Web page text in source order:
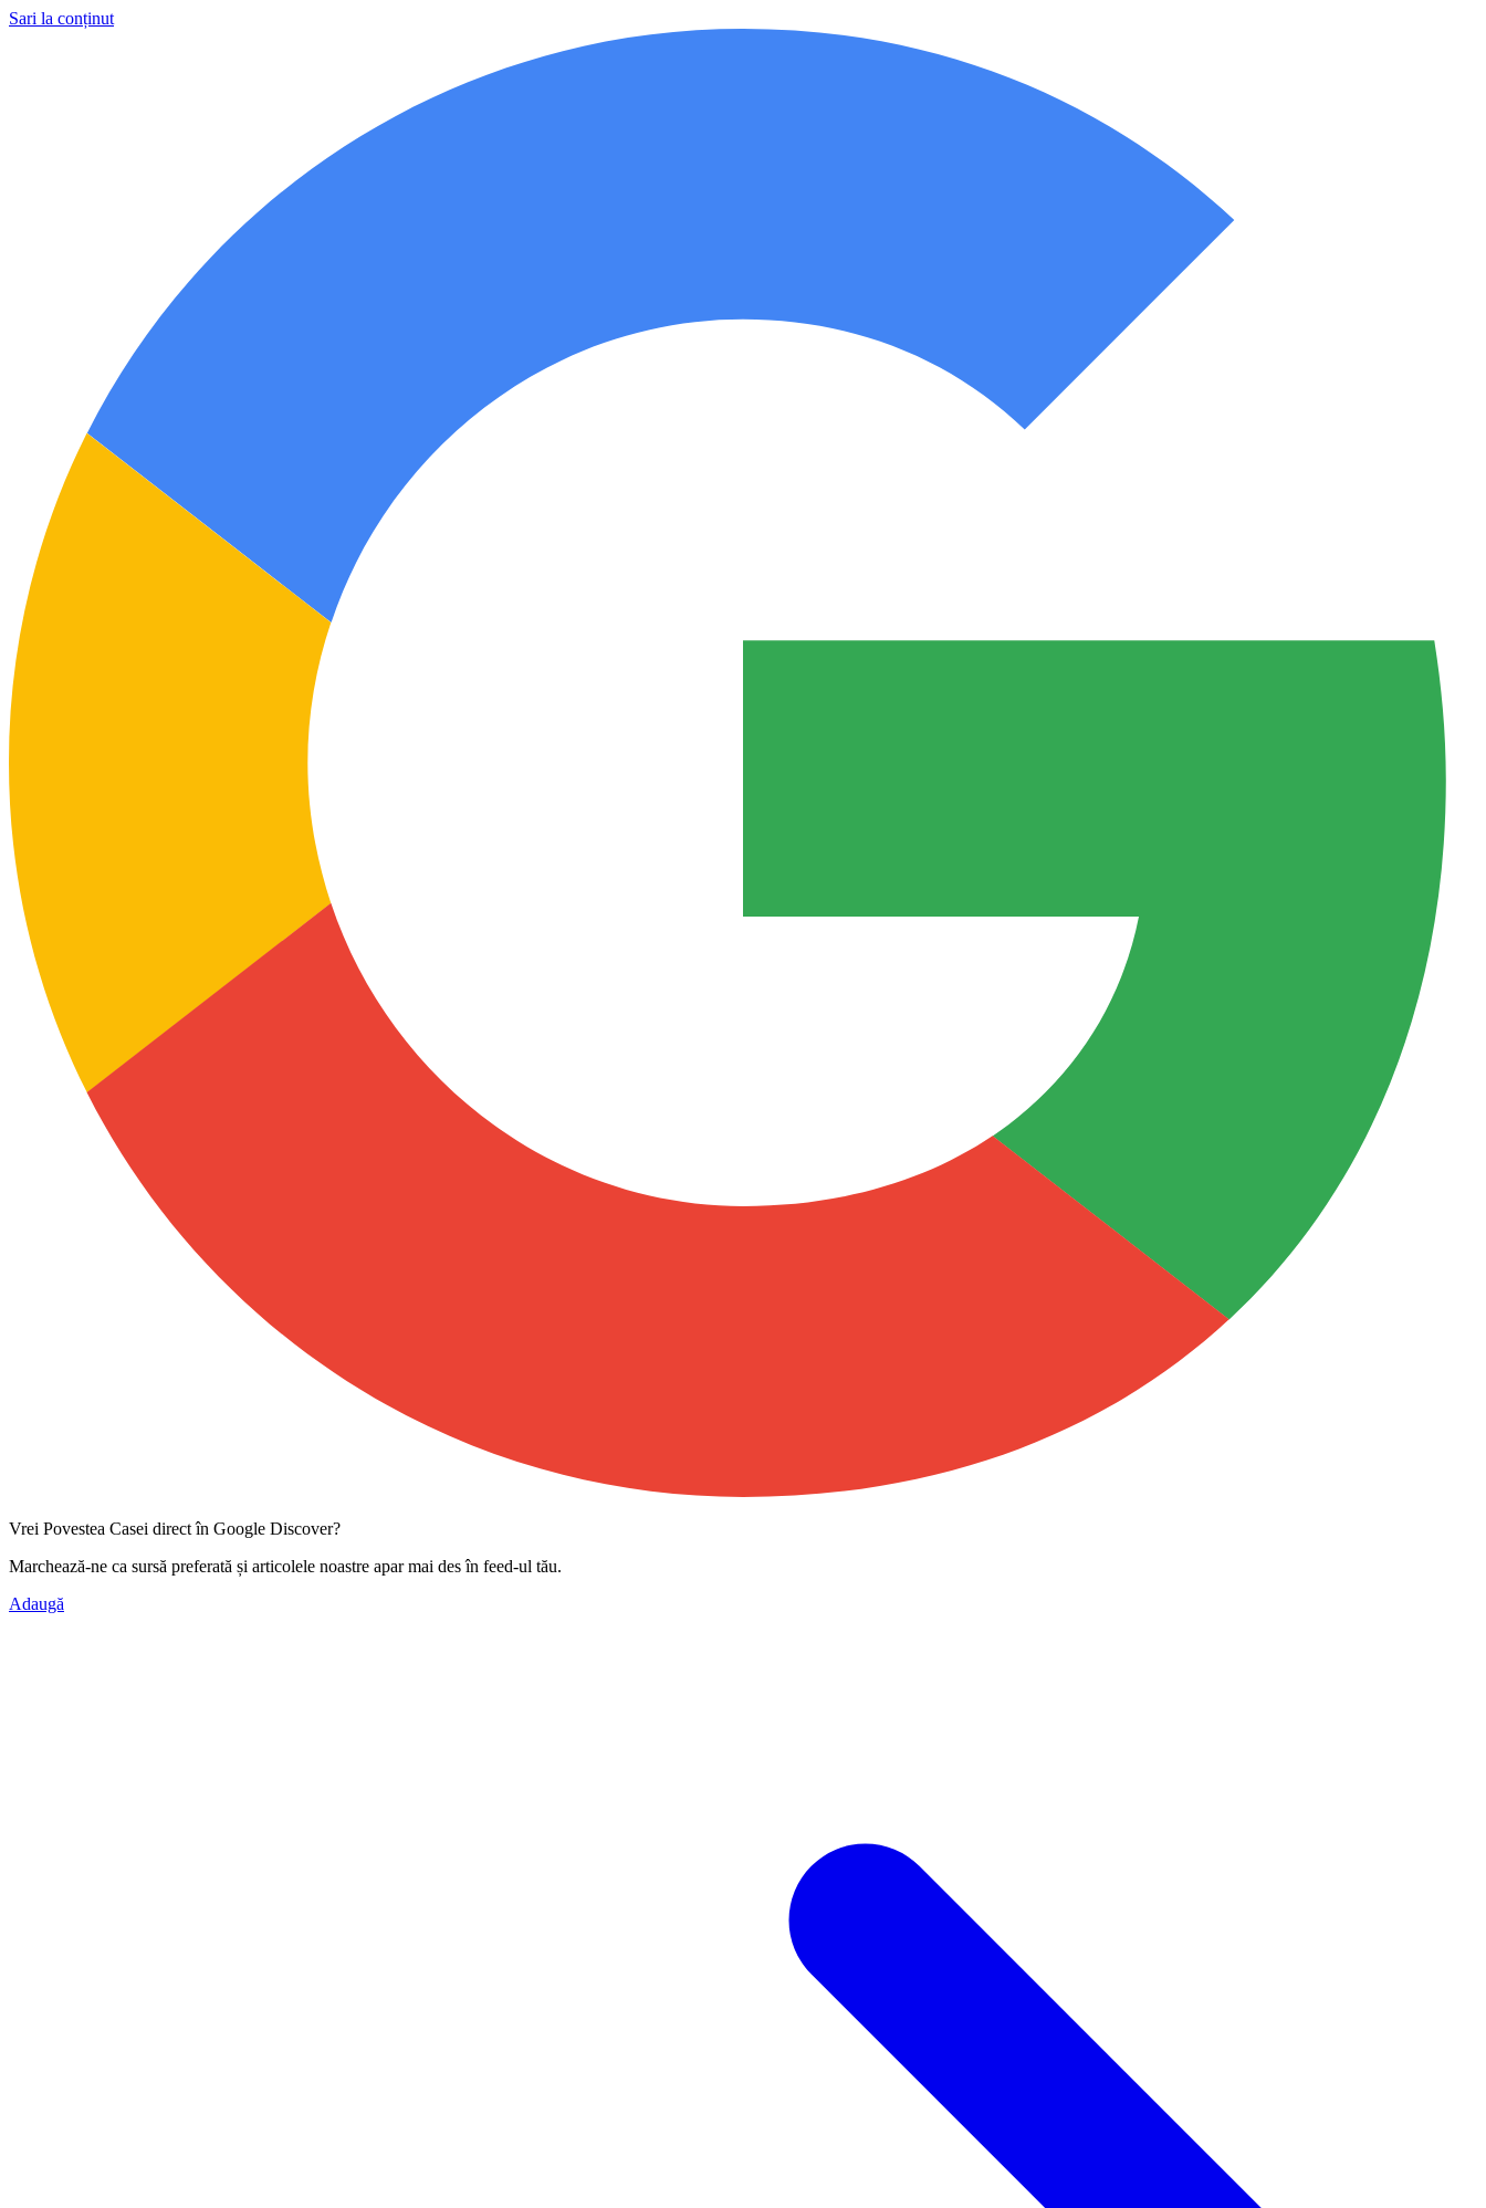
Sari la conținut
Vrei Povestea Casei direct în Google Discover?
Marchează-ne ca sursă preferată și articolele noastre apar mai des în feed-ul tău.
Adaugă